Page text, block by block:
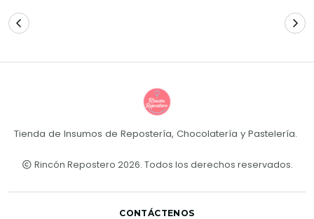
Tienda de Insumos de Repostería, Chocolatería y Pastelería.
Rincón Repostero 2026. Todos los derechos reservados.
CONTÁCTENOS